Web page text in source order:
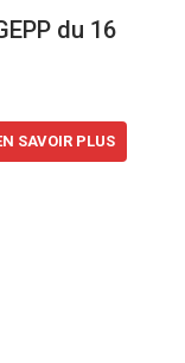
du 16
SAVOIR PLUS